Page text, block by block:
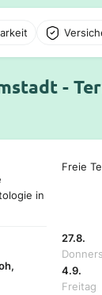
-
in
Freie
27.8.
4.9.
Freitag